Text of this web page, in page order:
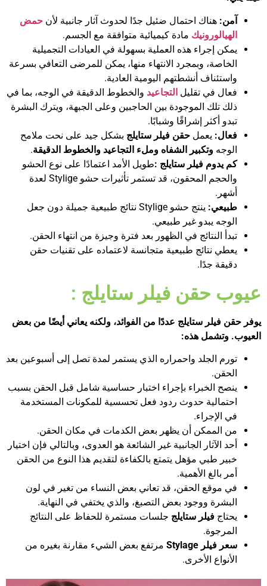
آمن: هناك احتمال ضئيل جدًا لحدوث آثار جانبية لأن حمض
الهيالورونيك مادة كيميائية متوافقة مع الجسم.
يمكن إجراء هذه العملية بسهولة في العيادات التجميلية
الخاصة، وبمجرد الانتهاء منها، يمكن للمرضى التعافي بسرعة
واستئناف أنشطتهم اليومية العادية.
فعال في تقليل التجاعيد والخطوط الدقيقة في الوجه، بما في
ذلك تلك الموجودة بين الحاجبين وعلى الجبهة، ويترك البشرة
تبدو أكثر إشراقًا وشبابًا.
فعال: يعمل حقن فيلر ستايلج بشكل جيد على نحت ملامح
الوجه وتكبير الشفاه وملء التجاعيد والخطوط الدقيقة.
كم يدوم فيلر ستايلج :طويل الأمد اعتمادًا على نوع الحشو
والحجم المحقون، قد تستمر تأثيرات حشو Stylige لعدة
أشهر.
طبيعي:
ينتج حشو Stylige نتائج طبيعية جميلة دون جعل
الوجه يبدو غير طبيعي.
تبدأ النتائج في الظهور بعد فترة وجيزة من انتهاء الحقن.
يعطي نتائج طبيعية متجانسة لاعتماده على تقنيات حقن
دقيقة جدًا.
عيوب حقن فيلر ستايلج :
يوفر حقن فيلر ستايلج عددًا من الفوائد، ولكنه يعاني أيضًا من بعض
العيوب. وتشمل هذه:
تورم الجلد واحمراره الذي يستمر لمدة تصل إلى أسبوعين بعد
الحقن.
ينصح الخبراء بإجراء اختبار حساسية شامل قبل الحقن بسبب
احتمالية حدوث ردود فعل تحسسية للمكونات المستخدمة
في الإجراء.
من الممكن أن يظهر بعض الكدمات في مكان الحقن.
أحد الآثار الجانبية غير الشائعة هو العدوى، وبالتالي فإن اختيار
خبير طبي مؤهل يتمتع بالكفاءة لتقديم هذا النوع من الحقن
أمر بالغ الأهمية.
في موقع الحقن، قد تعاني بعض النساء من تغير في لون
البشرة ووجود بعض التصبغ، والذي يختفي في النهاية.
يحتاج فيلر ستايلج جلسات مستمرة للحفاظ على النتائج
المرجوة.
سعر فيلر Stylage مرتفع بعض الشيء مقارنة بغيره من
الأنواع الأخرى.